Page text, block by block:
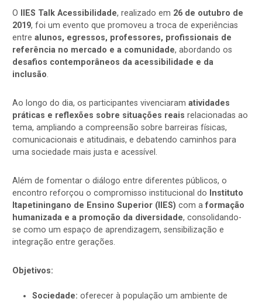
O IIES Talk Acessibilidade, realizado em 26 de outubro de
2019, foi um evento que promoveu a troca de experiências
entre alunos, egressos, professores, profissionais de
referência no mercado e a comunidade, abordando os
desafios contemporâneos da acessibilidade e da
inclusão.
Ao longo do dia, os participantes vivenciaram atividades
práticas e reflexões sobre situações reais relacionadas ao
tema, ampliando a compreensão sobre barreiras físicas,
comunicacionais e atitudinais, e debatendo caminhos para
uma sociedade mais justa e acessível.
Além de fomentar o diálogo entre diferentes públicos, o
encontro reforçou o compromisso institucional do Instituto
Itapetiningano de Ensino Superior (IIES) com a formação
humanizada e a promoção da diversidade, consolidando-
se como um espaço de aprendizagem, sensibilização e
integração entre gerações.
Objetivos:
Sociedade: oferecer à população um ambiente de